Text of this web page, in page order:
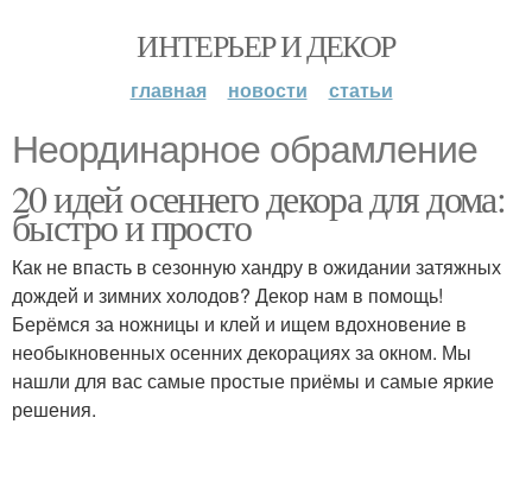
ИНТЕРЬЕР И ДЕКОР
главная новости статьи
Неординарное обрамление
20 идей осеннего декора для дома:
быстро и просто
Как не впасть в сезонную хандру в ожидании затяжных
дождей и зимних холодов? Декор нам в помощь!
Берёмся за ножницы и клей и ищем вдохновение в
необыкновенных осенних декорациях за окном. Мы
нашли для вас самые простые приёмы и самые яркие
решения.